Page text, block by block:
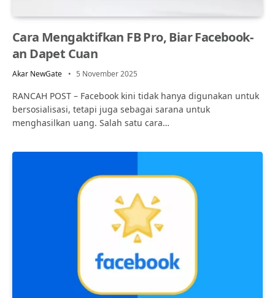
Cara Mengaktifkan FB Pro, Biar Facebook-
an Dapet Cuan
Akar NewGate 5 November 2025
RANCAH POST – Facebook kini tidak hanya digunakan untuk
bersosialisasi, tetapi juga sebagai sarana untuk
menghasilkan uang. Salah satu cara…